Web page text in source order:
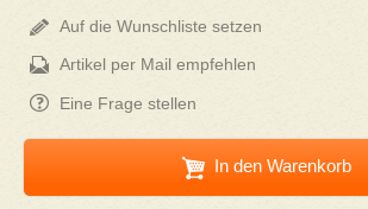
Auf die Wunschliste setzen
Artikel per Mail empfehlen
Eine Frage stellen
In den Warenkorb